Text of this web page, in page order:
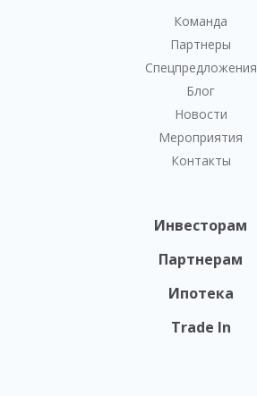
Команда
Партнеры
Спецпредложения
Блог
Новости
Мероприятия
Контакты
Инвесторам
Партнерам
Ипотека
Trade In